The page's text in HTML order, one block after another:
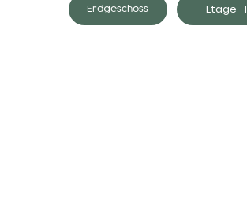
Erdgeschoss Etage -1